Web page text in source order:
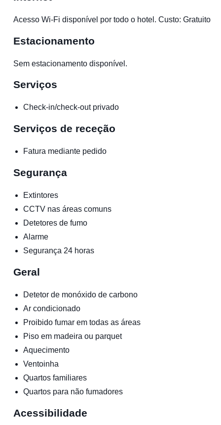
Acesso Wi-Fi disponível por todo o hotel. Custo: Gratuito
Estacionamento
Sem estacionamento disponível.
Serviços
Check-in/check-out privado
Serviços de receção
Fatura mediante pedido
Segurança
Extintores
CCTV nas áreas comuns
Detetores de fumo
Alarme
Segurança 24 horas
Geral
Detetor de monóxido de carbono
Ar condicionado
Proibido fumar em todas as áreas
Piso em madeira ou parquet
Aquecimento
Ventoinha
Quartos familiares
Quartos para não fumadores
Acessibilidade